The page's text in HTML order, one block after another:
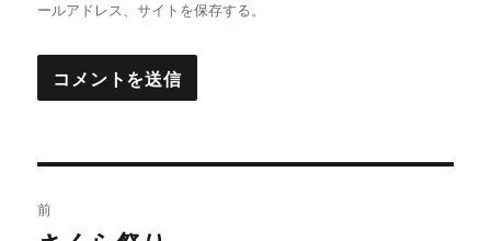
ールアドレス、サイトを保存する。
前